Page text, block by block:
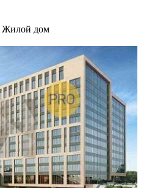
Жилой дом